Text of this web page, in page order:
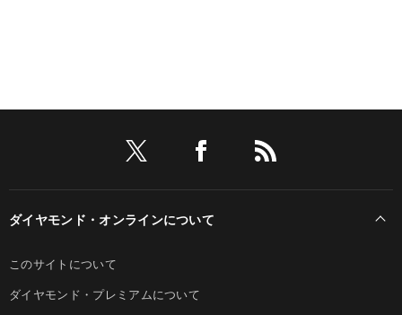
ダイヤモンド・オンラインについて
このサイトについて
ダイヤモンド・プレミアムについて